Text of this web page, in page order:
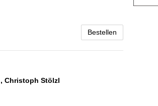
Bestellen
, Christoph Stölzl